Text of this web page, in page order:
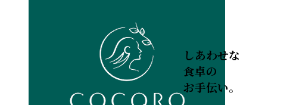
しあわせな
食卓の
お手伝い。